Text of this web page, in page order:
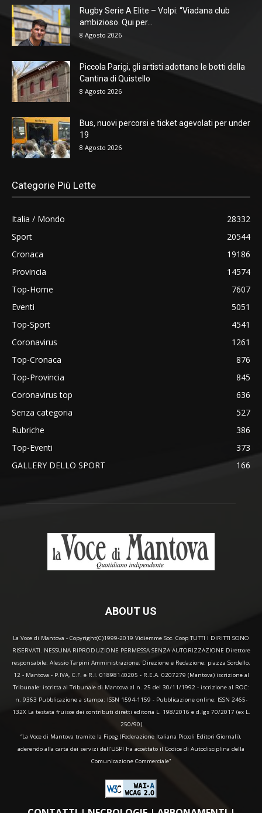
Rugby Serie A Elite – Volpi: “Viadana club
ambizioso. Qui per...
8 Agosto 2026
Piccola Parigi, gli artisti adottano le botti della
Cantina di Quistello
8 Agosto 2026
Bus, nuovi percorsi e ticket agevolati per under
19
8 Agosto 2026
Categorie Più Lette
Italia / Mondo
28332
Sport
20544
Cronaca
19186
Provincia
14574
Top-Home
7607
Eventi
5051
Top-Sport
4541
Coronavirus
1261
Top-Cronaca
876
Top-Provincia
845
Coronavirus top
636
Senza categoria
527
Rubriche
386
Top-Eventi
373
GALLERY DELLO SPORT
166
ABOUT US
La Voce di Mantova - Copyright(C)1999-2019 Vidiemme Soc. Coop TUTTI I DIRITTI SONO
RISERVATI. NESSUNA RIPRODUZIONE PERMESSA SENZA AUTORIZZAZIONE Direttore
responsabile: Alessio Tarpini Amministrazione, Direzione e Redazione: piazza Sordello,
12 - Mantova - P.IVA, C.F. e R.I. 01898140205 - R.E.A. 0207279 (Mantova) iscrizione al
Tribunale: iscritta al Tribunale di Mantova al n. 25 del 30/11/1992 - iscrizione al ROC:
n. 9363 Pubblicazione a stampa: ISSN 1594-1159 - Pubblicazione online: ISSN 2465-
132X La testata fruisce dei contributi diretti editoria L. 198/2016 e d.lgs 70/2017 (ex L.
250/90)
“La Voce di Mantova tramite la Fipeg (Federazione Italiana Piccoli Editori Giornali),
aderendo alla carta dei servizi dell'USPI ha accettato il Codice di Autodisciplina della
Comunicazione Commerciale"